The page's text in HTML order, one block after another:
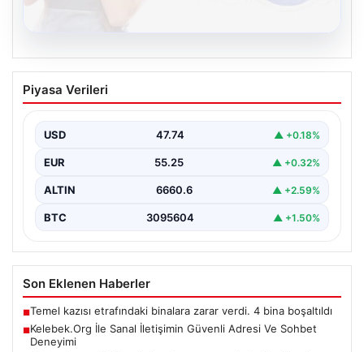
08.08.2026
Kelebek.Org İle Sanal İletişimin Güvenli
Adresi Ve Sohbet Deneyimi
sağlaması kritik bir önem taşımaktadır. Güncel olarak…
Piyasa Verileri
USD 47.74 ▲ +0.18%
EUR 55.25 ▲ +0.32%
ALTIN 6660.6 ▲ +2.59%
BTC 3095604 ▲ +1.50%
Son Eklenen Haberler
■Temel kazısı etrafındaki binalara zarar verdi. 4 bina boşaltıldı
■Kelebek.Org İle Sanal İletişimin Güvenli Adresi Ve Sohbet
Deneyimi